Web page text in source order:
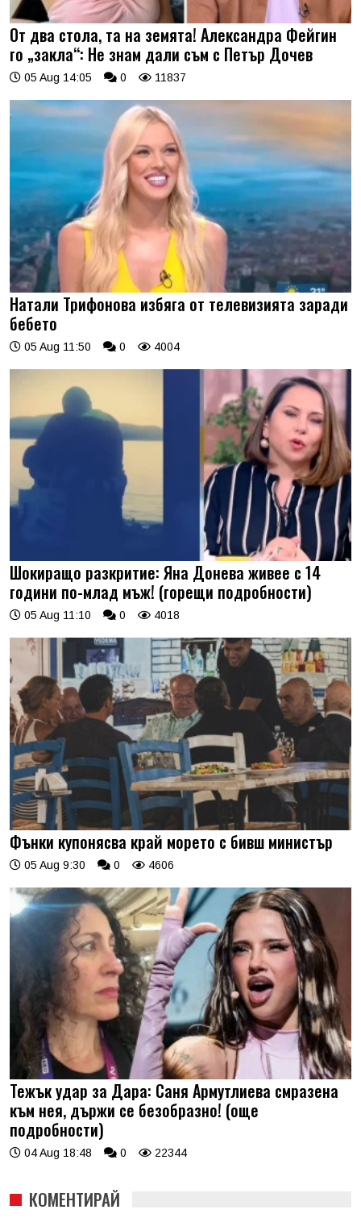
От два стола, та на земята! Александра Фейгин
го „закла“: Не знам дали съм с Петър Дочев
05 Aug 14:05 0 11837
Натали Трифонова избяга от телевизията заради
бебето
05 Aug 11:50 0 4004
Шокиращо разкритие: Яна Донева живее с 14
години по-млад мъж! (горещи подробности)
05 Aug 11:10 0 4018
Фънки купонясва край морето с бивш министър
05 Aug 9:30 0 4606
Тежък удар за Дара: Саня Армутлиева смразена
към нея, държи се безобразно! (още
подробности)
04 Aug 18:48 0 22344
КОМЕНТИРАЙ